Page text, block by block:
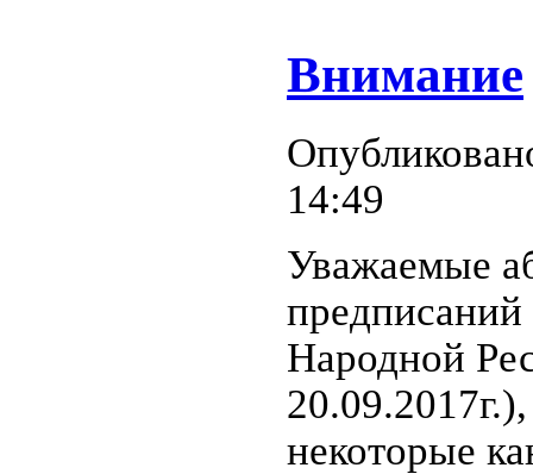
Внимание
14:49
Уважаемые
Народной
некоторые